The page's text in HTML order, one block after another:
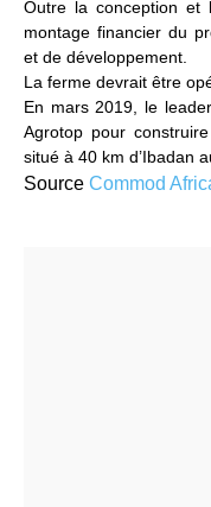
Outre la conception et
montage financier du
et de développement.
La ferme devrait être
En mars 2019, le
Agrotop pour
situé à 40 km d’Ibadan
Source Commod